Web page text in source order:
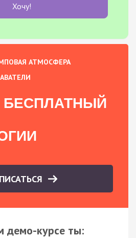
Хочу!
АТМОСФЕРА
БЕСПЛАТНЫЙ
демо-курсе ты: